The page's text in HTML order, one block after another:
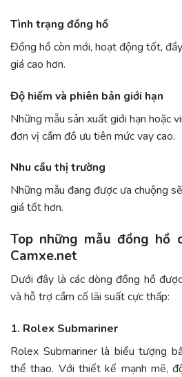
Tình trạng đồng hồ
Đồng hồ còn mới, hoạt động tốt,
giá cao hơn.
Độ hiếm và phiên bản giới hạn
Những mẫu sản xuất giới hạn hoặc
đơn vị cầm đồ ưu tiên mức vay cao.
Nhu cầu thị trường
Những mẫu đang được ưa chuộng
giá tốt hơn.
Top những mẫu đồng hồ
Camxe.net
Dưới đây là các dòng đồng hồ
và hỗ trợ cầm cố lãi suất cực thấp:
1. Rolex Submariner
Rolex Submariner là biểu tượng
thể thao. Với thiết kế mạnh mẽ,